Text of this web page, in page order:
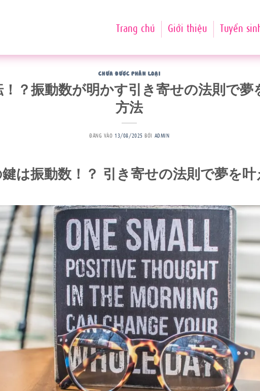
Trang chủ Giới thiệu Tuyển
CHƯA ĐƯỢC PHÂN LOẠI
！？振動数が明かす引き寄せの法則で夢
方法
ĐĂNG VÀO13/08/2025 BỞI ADMIN
鍵は振動数！？ 引き寄せの法則で夢を